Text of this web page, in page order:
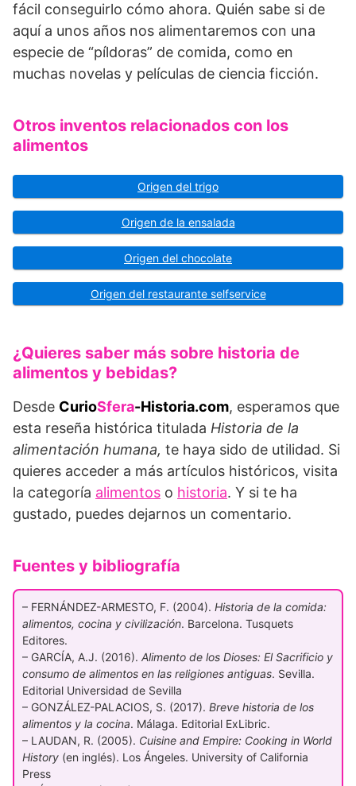
fácil conseguirlo cómo ahora. Quién sabe si de
aquí a unos años nos alimentaremos con una
especie de “píldoras” de comida, como en
muchas novelas y películas de ciencia ficción.
Otros inventos relacionados con los
alimentos
Origen del trigo
Origen de la ensalada
Origen del chocolate
Origen del restaurante selfservice
¿Quieres saber más sobre historia de
alimentos y bebidas?
Desde CurioSfera-Historia.com, esperamos que
esta reseña histórica titulada Historia de la
alimentación humana, te haya sido de utilidad. Si
quieres acceder a más artículos históricos, visita
la categoría alimentos o historia. Y si te ha
gustado, puedes dejarnos un comentario.
Fuentes y bibliografía
– FERNÁNDEZ-ARMESTO, F. (2004). Historia de la comida:
alimentos, cocina y civilización. Barcelona. Tusquets
Editores.
– GARCÍA, A.J. (2016). Alimento de los Dioses: El Sacrificio y
consumo de alimentos en las religiones antiguas. Sevilla.
Editorial Universidad de Sevilla
– GONZÁLEZ-PALACIOS, S. (2017). Breve historia de los
alimentos y la cocina. Málaga. Editorial ExLibric.
– LAUDAN, R. (2005). Cuisine and Empire: Cooking in World
History (en inglés). Los Ángeles. University of California
Press